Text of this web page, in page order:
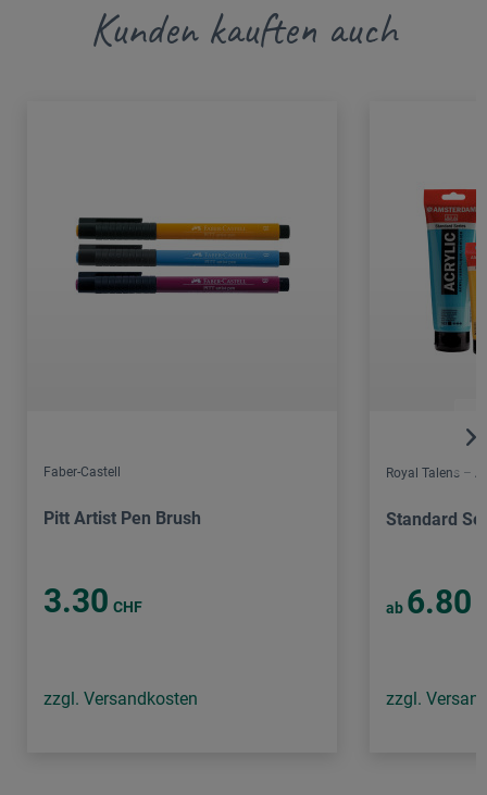
Kunden kauften auch
Faber-Castell
Pitt Artist Pen Brush
3.30 CHF
zzgl. Versandkosten
Royal Talens –
Standard
ab 6.80
zzgl.